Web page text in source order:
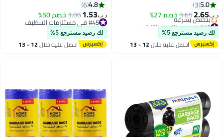
120x140 سم، أكياس قمامة، بطانة
سلة، أكياس نفايات للاستخدام
الداخلي والخارجي، XXL
5.0
3
د.ب‏2.65
3.65خصم 27%
#42 في مستلزمات التنظيف
أقل سعر في 30 يوم
بتخلّص بسرعة
#42 في مستلزمات التنظيف
لك رصيد مسترجع 5%
احصل عليه خلال 12 - 13
الثقيل 30 قطعة 46x52 سم عبوة
من 5 قطع رول
4.8
6
د.ب‏1.53
3.06خصم 50%
#45 في مستلزمات التنظيف
#45 في مستلزمات التنظيف
لك رصيد مسترجع 5%
احصل عليه خلال 12 - 13